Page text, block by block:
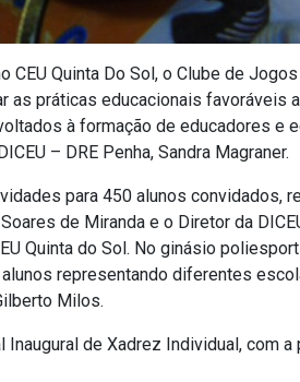
Quinta Do Sol, o Clube de
as práticas educacionais favoráveis
à formação de educadores e
– DRE Penha, Sandra Magraner.
para 450 alunos convidados,
de Miranda e o Diretor da
Quinta do Sol. No ginásio
representando diferentes
Milos.
de Xadrez Individual, com